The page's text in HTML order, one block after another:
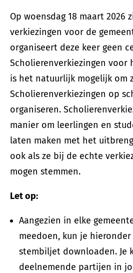
Op woensdag 18 maart 2026
verkiezingen voor de
organiseert deze keer geen
Scholierenverkiezingen voor
is het natuurlijk mogelijk om
Scholierenverkiezingen op
organiseren.
manier om leerlingen en
laten maken met het
ook als ze bij de echte
mogen stemmen.
Let op:
Aangezien in elke
meedoen, kun je
stembiljet downloaden. Je
deelnemende partijen in